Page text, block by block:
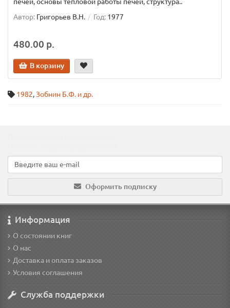
Автор: Григорьев В.Н. Год: 1977
480.00 р.
В корзину
1982,Зобнин Б.Ф. и др.
Оформить подписку
Информация
О состоянии книг
О нас
Доставка и оплата заказов
Условия соглашения
Служба поддержки